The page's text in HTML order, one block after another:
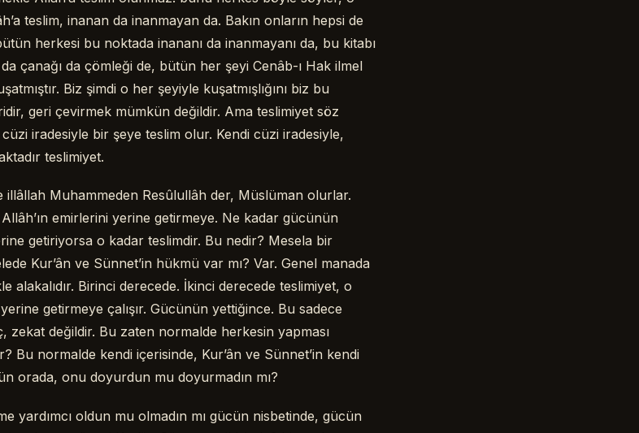
teslim, inanan da inanmayan da. Bakın onların hepsi de
herkesi bu noktada inananı da inanmayanı da, bu kitabı
çanağı da çömleği de, bütün her şeyi Cenâb-ı Hak ilmel
Biz şimdi o her şeyiyle kuşatmışlığını biz bu
geri çevirmek mümkün değildir. Ama teslimiyet söz
iradesiyle bir şeye teslim olur. Kendi cüzi iradesiyle,
teslimiyet.
Muhammeden Resûlullâh der, Müslüman olurlar.
emirlerini yerine getirmeye. Ne kadar gücünün
getiriyorsa o kadar teslimdir. Bu nedir? Mesela bir
Kur’ân ve Sünnet’in hükmü var mı? Var. Genel manada
alakalıdır. Birinci derecede. İkinci derecede teslimiyet, o
getirmeye çalışır. Gücünün yettiğince. Bu sadece
zekat değildir. Bu zaten normalde herkesin yapması
Bu normalde kendi içerisinde, Kur’ân ve Sünnet’in kendi
orada, onu doyurdun mu doyurmadın mı?
yardımcı oldun mu olmadın mı gücün nisbetinde, gücün